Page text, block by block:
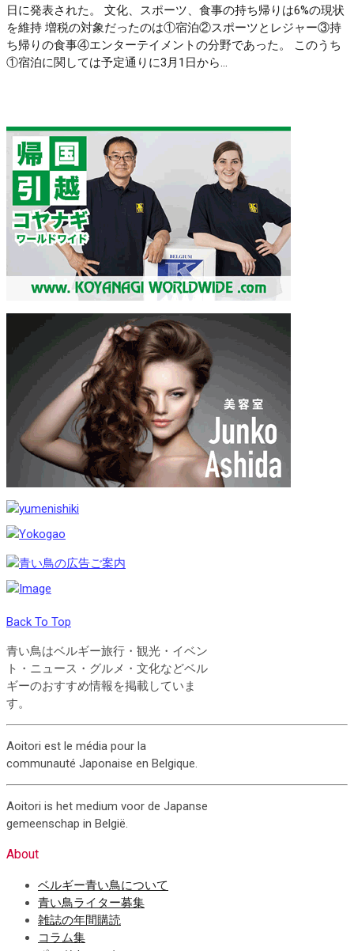
日に発表された。 文化、スポーツ、食事の持ち帰りは6%の現状
を維持 増税の対象だったのは①宿泊②スポーツとレジャー③持
ち帰りの食事④エンターテイメントの分野であった。 このうち
①宿泊に関しては予定通りに3月1日から...
Back To Top
青い鳥はベルギー旅行・観光・イベン
ト・ニュース・グルメ・文化などベル
ギーのおすすめ情報を掲載していま
す。
Aoitori est le média pour la
communauté Japonaise en Belgique.
Aoitori is het medium voor de Japanse
gemeenschap in België.
About
ベルギー青い鳥について
青い鳥ライター募集
雑誌の年間購読
コラム集